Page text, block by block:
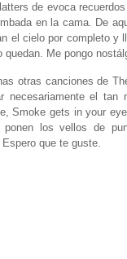
de evoca
en la cama. De
el cielo por completo y
quedan. Me pongo
otras canciones de
necesariamente el tan
Smoke gets in your
ponen los vellos de
que te guste.